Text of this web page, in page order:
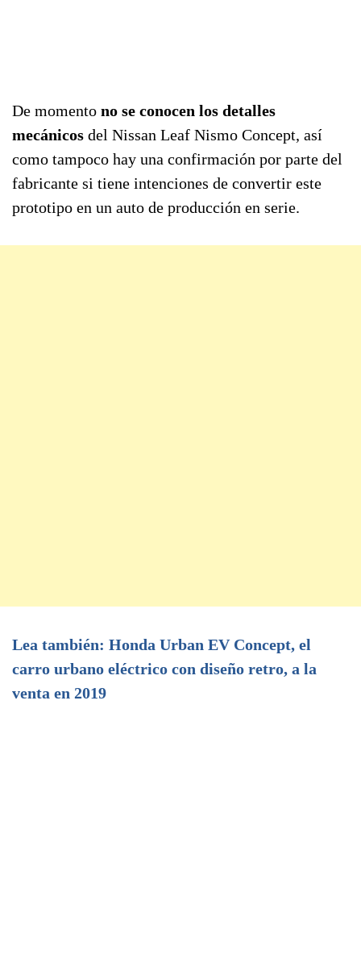
De momento no se conocen los detalles
mecánicos del Nissan Leaf Nismo Concept, así
como tampoco hay una confirmación por parte del
fabricante si tiene intenciones de convertir este
prototipo en un auto de producción en serie.
Lea también: Honda Urban EV Concept, el
carro urbano eléctrico con diseño retro, a la
venta en 2019